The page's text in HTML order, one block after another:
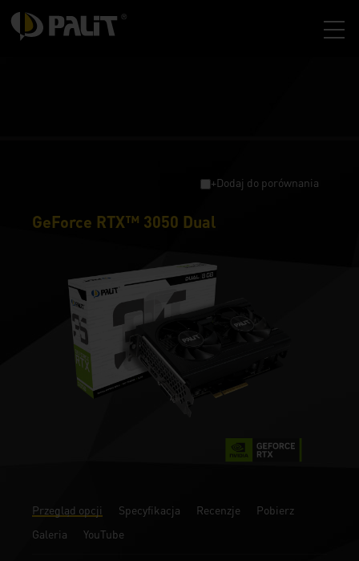
+Dodaj do porównania
GeForce RTX™ 3050 Dual
Przegląd opcji Specyfikacja Recenzje
Pobierz
Galeria
YouTube